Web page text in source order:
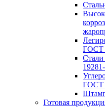
ГОСТ
ГОСТ
Готовая